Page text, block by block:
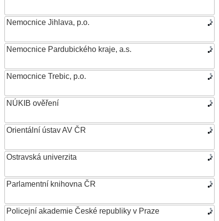
Nemocnice Jihlava, p.o.
Nemocnice Pardubického kraje, a.s.
Nemocnice Trebic, p.o.
NÚKIB ověření
Orientální ústav AV ČR
Ostravská univerzita
Parlamentní knihovna ČR
Policejní akademie České republiky v Praze